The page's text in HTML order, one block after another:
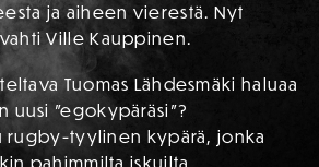
ja aiheen vierestä. Nyt
Ville Kauppinen.
Tuomas Lähdesmäki haluaa
uusi ”egokypäräsi”?
rugby-tyylinen kypärä, jonka
pahimmilta iskuilta.